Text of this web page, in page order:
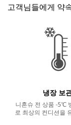
고객님들에게 약
냉장 보
니혼슈 전 상품 -5℃
로 최상의 컨디션을